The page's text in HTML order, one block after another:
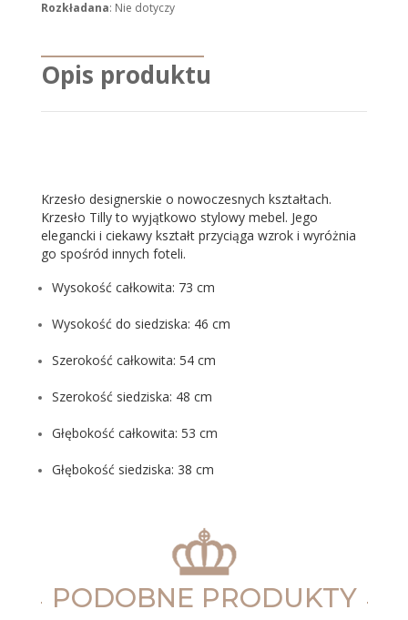
Rozkładana: Nie dotyczy
Opis produktu
Krzesło designerskie o nowoczesnych kształtach.
Krzesło Tilly to wyjątkowo stylowy mebel. Jego
elegancki i ciekawy kształt przyciąga wzrok i wyróżnia
go spośród innych foteli.
Wysokość całkowita: 73 cm
Wysokość do siedziska: 46 cm
Szerokość całkowita: 54 cm
Szerokość siedziska: 48 cm
Głębokość całkowita: 53 cm
Głębokość siedziska: 38 cm
PODOBNE PRODUKTY